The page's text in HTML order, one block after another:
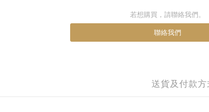
若想購買，請聯絡我們。
聯絡我們
送貨及付款方